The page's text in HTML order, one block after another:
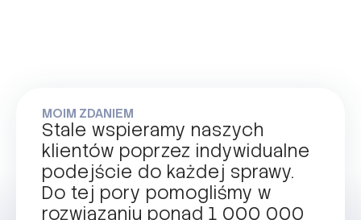
MOIM ZDANIEM
Stale wspieramy naszych
klientów poprzez indywidualne
podejście do każdej sprawy.
Do tej pory pomogliśmy w
rozwiązaniu ponad 1 000 000